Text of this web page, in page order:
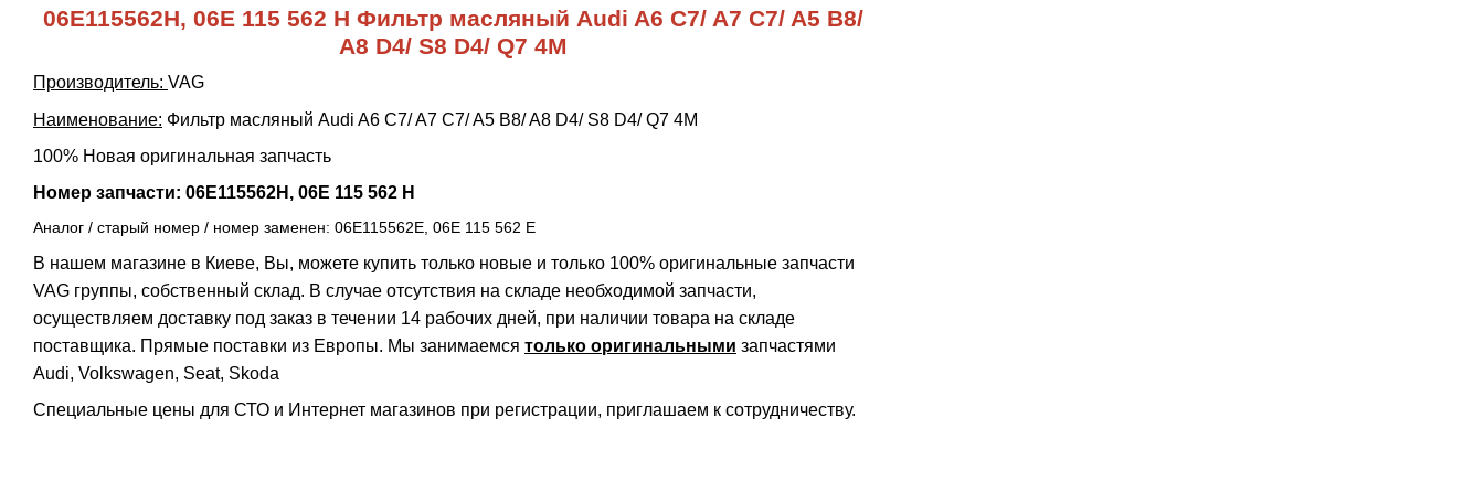
06E115562H, 06E 115 562 H Фильтр масляный Audi A6 C7/ A7 C7/ A5 B8/
A8 D4/ S8 D4/ Q7 4M
Производитель: VAG
Наименование: Фильтр масляный Audi A6 C7/ A7 C7/ A5 B8/ A8 D4/ S8 D4/ Q7 4M
100% Новая оригинальная запчасть
Номер запчасти: 06E115562H, 06E 115 562 H
Аналог / старый номер / номер заменен: 06E115562E, 06E 115 562 E
В нашем магазине в Киеве, Вы, можете купить только новые и только 100% оригинальные запчасти
VAG группы, собственный склад. В случае отсутствия на складе необходимой запчасти,
осуществляем доставку под заказ в течении 14 рабочих дней, при наличии товара на складе
поставщика. Прямые поставки из Европы. Мы занимаемся только оригинальными запчастями
Audi, Volkswagen, Seat, Skoda
Специальные цены для СТО и Интернет магазинов при регистрации, приглашаем к сотрудничеству.